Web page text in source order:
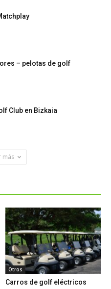
– pelotas de golf
Club en Bizkaia
más
Otros
Carros de golf eléctricos